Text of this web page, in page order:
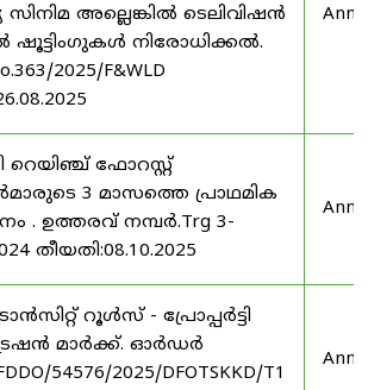
സിനിമ അല്ലെങ്കിൽ ടെലിവിഷൻ
ഷൂട്ടിംഗുകൾ നിരോധിക്കൽ.
2025/F&WLD
റെയിഞ്ച് ഫോറസ്റ്റ്
3 മാസത്തെ പ്രാഥമിക
. ഉത്തരവ് നമ്പർ.Trg 3-
തീയതി:08.10.2025
റൂൾസ് - പ്രോപ്പർട്ടി
മാർക്ക്. ഓർഡർ
54576/2025/DFOTSKKD/T1